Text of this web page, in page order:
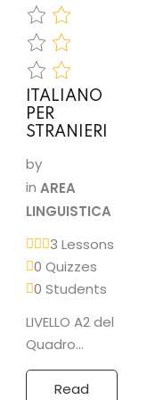
C++
C#
CICS
ITALIANO
PER
STRANIERI
by
in AREA
LINGUISTICA
3 Lessons
0 Quizzes
0 Students
LIVELLO A2 del
Quadro
comune
europeo di
Read